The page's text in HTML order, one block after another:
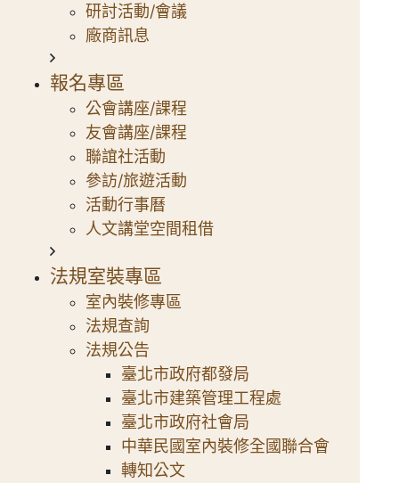
研討活動/會議
廠商訊息
報名專區
公會講座/課程
友會講座/課程
聯誼社活動
參訪/旅遊活動
活動行事曆
人文講堂空間租借
法規室裝專區
室內裝修專區
法規查詢
法規公告
臺北市政府都發局
臺北市建築管理工程處
臺北市政府社會局
中華民國室內裝修全國聯合會
轉知公文